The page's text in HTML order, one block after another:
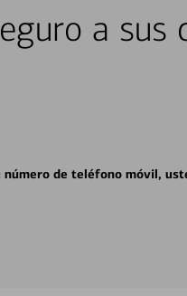
a sus
de teléfono móvil,